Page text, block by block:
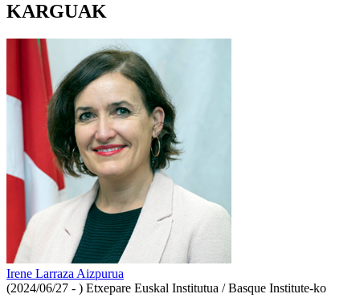
KARGUAK
Irene Larraza Aizpurua
(2024/06/27 - ) Etxepare Euskal Institutua / Basque Institute-ko